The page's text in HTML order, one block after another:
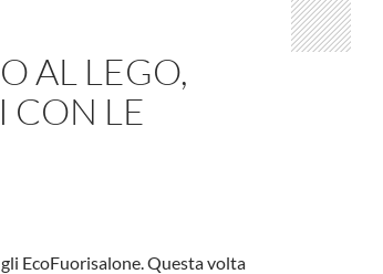
AL LEGO,
CON LE
EcoFuorisalone. Questa volta